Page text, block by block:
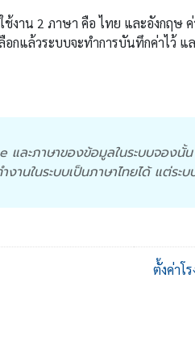
ช้งาน 2 ภาษา คือ ไทย และอังกฤษ
กแล้วระบบจะทำการบันทึกค่าไว้
ละภาษาของข้อมูลในระบบจองนั้
งานในระบบเป็นภาษาไทยได้ แต่ร
ตั้งค่าโ